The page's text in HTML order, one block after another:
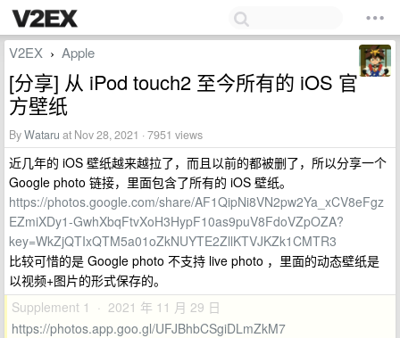
V2EX › Apple
[分享] 从 iPod touch2 至今所有的 iOS 官
方壁纸
ByWataru at Nov 28, 2021 · 7951 views
近几年的 iOS 壁纸越来越拉了，而且以前的都被删了，所以分享一个
Google photo 链接，里面包含了所有的 iOS 壁纸。
https://photos.google.com/share/AF1QipNi8VN2pw2Ya_xCV8eFgz
EZmiXDy1-GwhXbqFtvXoH3HypF10as9puV8FdoVZpOZA?
key=WkZjQTIxQTM5a01oZkNUYTE2ZllKTVJKZk1CMTR3
比较可惜的是 Google photo 不支持 live photo ，里面的动态壁纸是
以视频+图片的形式保存的。
Supplement 1 · 2021 年 11 月 29 日
https://photos.app.goo.gl/UFJBhbCSgiDLmZkM7